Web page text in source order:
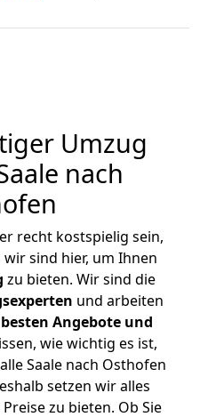
Umzug
nach
recht kostspielig sein,
sind hier, um Ihnen
zu bieten. Wir sind die
und arbeiten
Angebote und
wie wichtig es ist,
Saale nach Osthofen
setzen wir alles
zu bieten. Ob Sie